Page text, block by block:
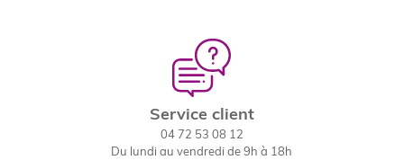
Service client
04 72 53 08 12
Du lundi au vendredi de 9h à 18h